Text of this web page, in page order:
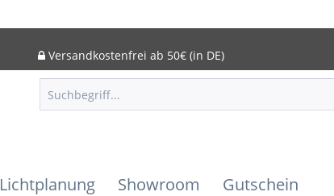
Versandkostenfrei ab 50€ (in DE)
Lichtplanung Showroom Gutschein